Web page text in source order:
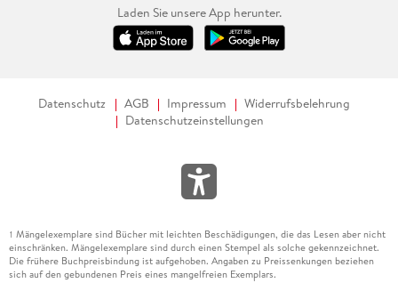
Laden Sie unsere App herunter.
Datenschutz AGB Impressum
Widerrufsbelehrung
Datenschutzeinstellungen
1 Mängelexemplare sind Bücher mit leichten Beschädigungen, die das Lesen aber nicht
einschränken. Mängelexemplare sind durch einen Stempel als solche gekennzeichnet.
Die frühere Buchpreisbindung ist aufgehoben. Angaben zu Preissenkungen beziehen
sich auf den gebundenen Preis eines mangelfreien Exemplars.